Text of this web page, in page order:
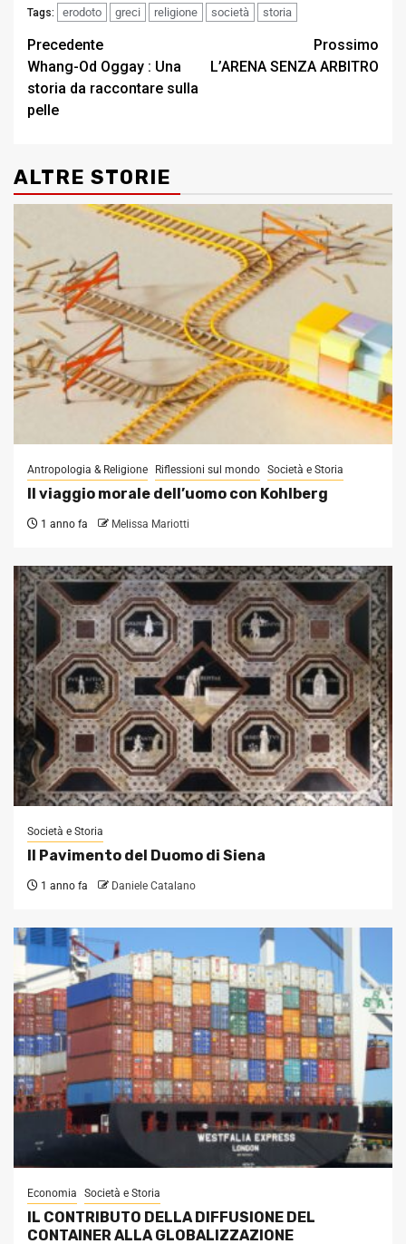
Tags: erodoto greci religione società storia
Post
navigation
Precedente
Whang-Od Oggay : Una
storia da raccontare sulla
pelle
Prossimo
L’ARENA SENZA ARBITRO
ALTRE STORIE
Antropologia & Religione Riflessioni sul mondo Società e Storia
Il viaggio morale dell’uomo con Kohlberg
1 anno fa Melissa Mariotti
Società e Storia
Il Pavimento del Duomo di Siena
1 anno fa Daniele Catalano
Economia Società e Storia
IL CONTRIBUTO DELLA DIFFUSIONE DEL
CONTAINER ALLA GLOBALIZZAZIONE